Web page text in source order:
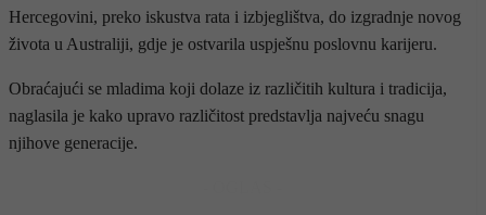
Hercegovini, preko iskustva rata i izbjeglištva, do izgradnje novog
života u Australiji, gdje je ostvarila uspješnu poslovnu karijeru.
Obraćajući se mladima koji dolaze iz različitih kultura i tradicija,
naglasila je kako upravo različitost predstavlja najveću snagu
njihove generacije.